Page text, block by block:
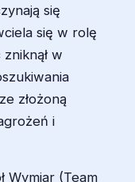
się
się w rolę
w
złożoną
i
Wymiar (Team